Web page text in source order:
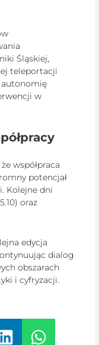
Śląskiej,
teleportacji
autonomię
w
współpraca
potencjał
Kolejne dni
oraz
edycja
dialog
obszarach
i cyfryzacji.